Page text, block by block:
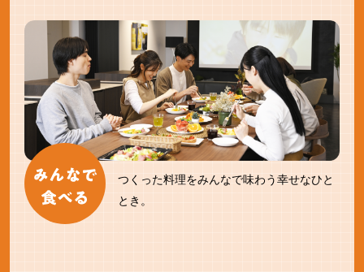
つくった料理をみんなで味わう幸せなひと
とき。